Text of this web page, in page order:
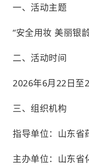
一、活动主题
“安全用妆 美丽银
二、活动时间
2026年6月22日至
三、组织机构
指导单位：山东省
主办单位：山东省